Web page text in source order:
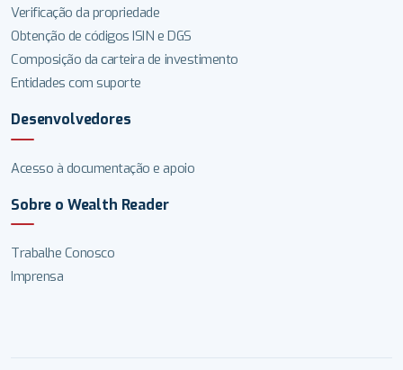
Verificação da propriedade
Obtenção de códigos ISIN e DGS
Composição da carteira de investimento
Entidades com suporte
Desenvolvedores
Acesso à documentação e apoio
Sobre o Wealth Reader
Trabalhe Conosco
Imprensa